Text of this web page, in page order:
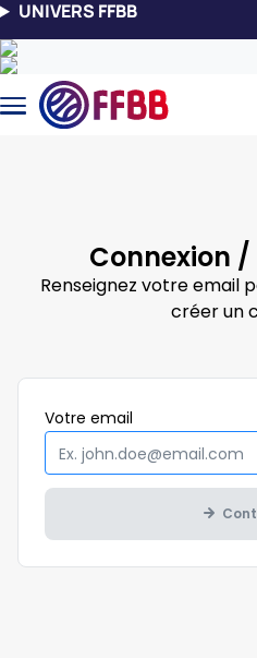
Aller au contenu principal
UNIVERS FFBB
Connexion
Renseignez votre email
créer un
Votre email